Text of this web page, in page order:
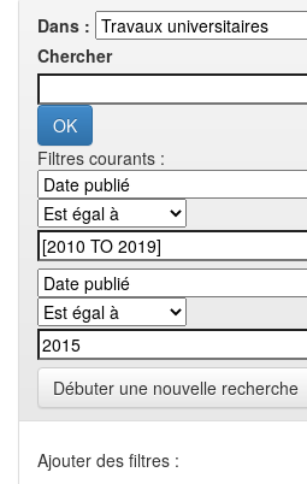
Dans :
Chercher
Filtres courants :
Débuter une nouvelle recherche
Ajouter des filtres :